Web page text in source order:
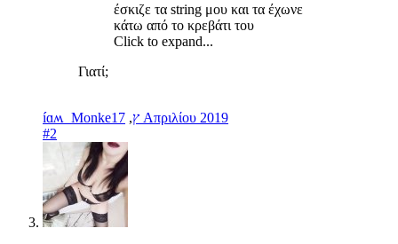
έσκιζε τα string μου και τα έχωνε
κάτω από το κρεβάτι του
Click to expand...
Γιατί;
íɑʍ_Monkeץ, 17 Απριλίου 2019
#2